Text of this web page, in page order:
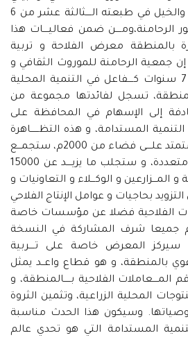
مهرجان الطلبة والـــــرمي والخيل في طبعته الــــثالثة عشر من 6
2017 بصخور الرحامنة،ومــــن ضمن فعاليــــات هذا
بالمنطقة معرض الفلاحة و تربية
، و إن جمعية الرحامنة للموروث الثقافي و
البيئي التي أسست منذ 7 سنوات كــــفاعل في التنمية المحلية
تسجل لفائدتها مجموعة من
إلى الإسهام في المحافظة على
المستدامة، و هذه التظــــــاهرة
الفلاحية المحلية الـــــتي ستمتد علــــى فضاء من 2000م، ستجمـــع
50 عارضا من قطاعــات متعددة، و ستجلب ما يزيــــد عن 15000
المـــزارعين و الوكـــلاء و التعاونيات و
بحاجيات و عوامل الإنتاج الفلاحي
الفلاحية فضلا عن مؤسسات خاصة
جميعا شرف المشاركة في النسخة
المعرض خاصة على تــــربية
بالمنطقة، و هو قطاع واعــد يمثل
الفلاحية بـــــالمنطقة، و
المحلية الزراعية، وتثمين الثروة
وسيكون هذا الحدث مناسبة
المستدامة التي هو تحدي عالم